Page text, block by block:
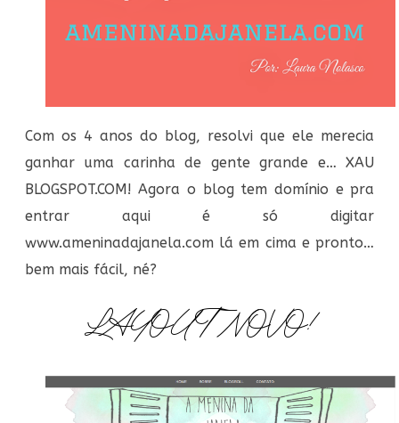
Com os 4 anos do blog, resolvi que ele merecia
ganhar uma carinha de gente grande e… XAU
BLOGSPOT.COM! Agora o blog tem domínio e pra
entrar aqui é só digitar
www.ameninadajanela.com lá em cima e pronto…
bem mais fácil, né?
LAYOUT NOVO!